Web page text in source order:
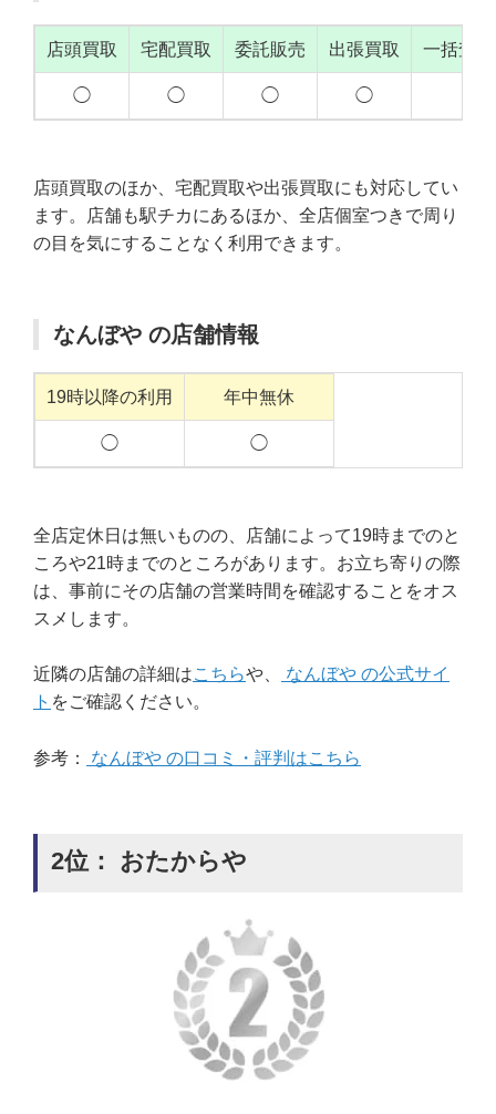
店頭買取 宅配買取 委託販売 出張買取 一括査定
◯ ◯ ◯ ◯
店頭買取のほか、宅配買取や出張買取にも対応してい
ます。店舗も駅チカにあるほか、全店個室つきで周り
の目を気にすることなく利用できます。
なんぼや の店舗情報
19時以降の利用 年中無休
◯ ◯
全店定休日は無いものの、店舗によって19時までのと
ころや21時までのところがあります。お立ち寄りの際
は、事前にその店舗の営業時間を確認することをオス
スメします。
近隣の店舗の詳細はこちらや、
なんぼや の公式サイ
ト をご確認ください。
参考： なんぼや の口コミ・評判はこちら
2位： おたからや